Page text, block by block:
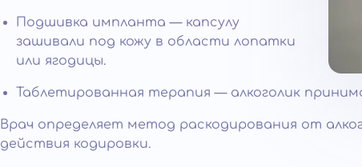
Подшивка импланта — капсулу
зашивали под кожу в области лопатки
или ягодицы.
Таблетированная терапия — алкоголик
Врач определяет метод раскодирования от
действия кодировки.